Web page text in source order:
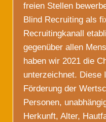
freien Stellen
Blind Recruiting als
Recruitingkanall
gegenüber allen
haben wir 2021 die
unterzeichnet. Diese
Förderung der
Personen,
Herkunft, Alter,